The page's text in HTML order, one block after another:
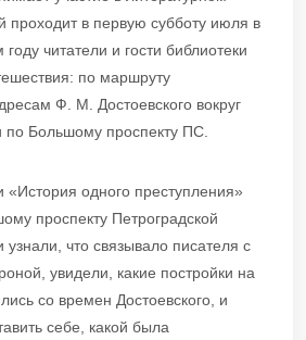
проходит в первую субботу июля в
читатели и гости библиотеки
по маршруту
Ф. М. Достоевского вокруг
Большому проспекту ПС.
«История одного преступления»
проспекту Петроградской
узнали, что связывало писателя с
увидели, какие постройки на
со времен Достоевского, и
себе, какой была